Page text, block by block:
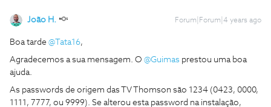
João H. Forum|Forum|4 years ago
Boa tarde @Tata16,
Agradecemos a sua mensagem. O @Guimas prestou uma boa
ajuda.
As passwords de origem das TV Thomson são 1234 (0423, 0000,
1111, 7777, ou 9999). Se alterou esta password na instalação,